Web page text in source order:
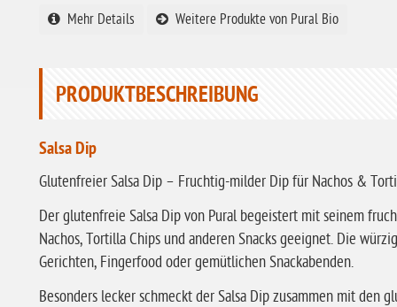
Mehr Details Weitere Produkte von Pural Bio
PRODUKTBESCHREIBUNG
Salsa Dip
Glutenfreier Salsa Dip – Fruchtig-milder Dip für Nachos &
Der glutenfreie Salsa Dip von Pural begeistert mit seinem
Nachos, Tortilla Chips und anderen Snacks geeignet. Die
Gerichten, Fingerfood oder gemütlichen Snackabenden.
Besonders lecker schmeckt der Salsa Dip zusammen mit den